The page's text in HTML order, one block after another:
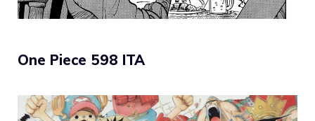
One Piece 598 ITA